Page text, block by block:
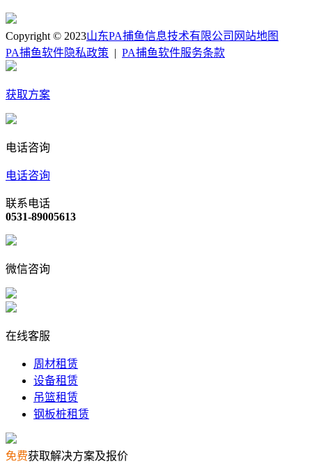
Copyright © 2023山东PA捕鱼信息技术有限公司 网站地图
PA捕鱼软件隐私政策
PA捕鱼软件服务条款
获取方案
电话咨询
电话咨询
联系电话
0531-89005613
微信咨询
在线客服
周材租赁
设备租赁
吊篮租赁
钢板桩租赁
免费获取解决方案及报价